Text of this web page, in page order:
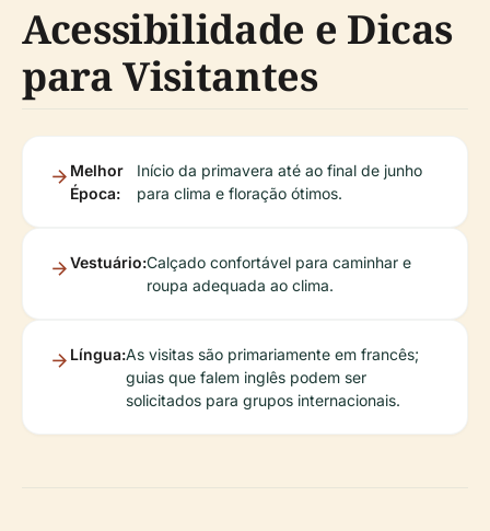
Acessibilidade e Dicas
para Visitantes
Melhor
Época:
Início da primavera até ao final de junho
para clima e floração ótimos.
Vestuário:Calçado confortável para caminhar e
roupa adequada ao clima.
Língua:As visitas são primariamente em francês;
guias que falem inglês podem ser
solicitados para grupos internacionais.